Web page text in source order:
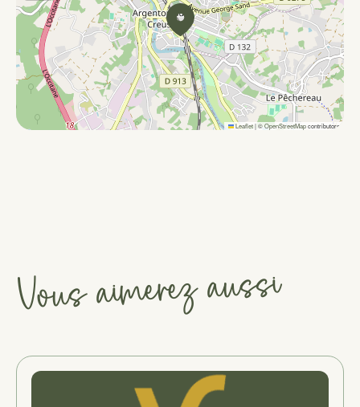
Leaflet|©OpenStreetMapcontributors
Vous aimerez aussi